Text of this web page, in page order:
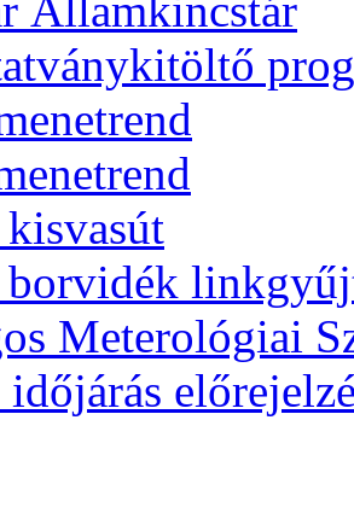
Államkincstár
Meterológiai